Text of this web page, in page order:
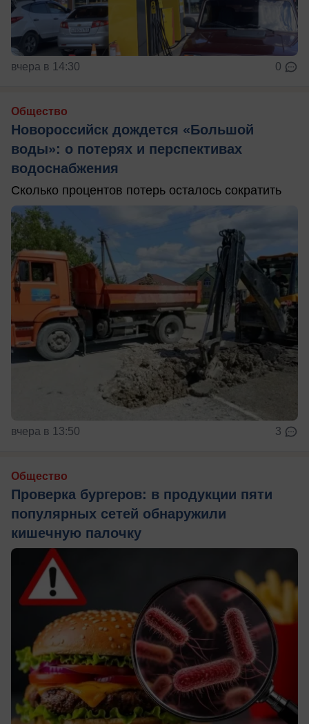
вчера в 14:30 0
Общество
Новороссийск дождется «Большой
воды»: о потерях и перспективах
водоснабжения
Сколько процентов потерь осталось сократить
вчера в 13:50 3
Общество
Проверка бургеров: в продукции пяти
популярных сетей обнаружили
кишечную палочку